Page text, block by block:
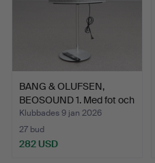
BANG & OLUFSEN,
BEOSOUND 1. Med fot och
fj…
Klubbades 9 jan 2026
27 bud
282 USD